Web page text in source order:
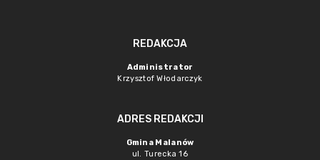
REDAKCJA
Administrator
Krzysztof Włodarczyk
ADRES REDAKCJI
Gmina Malanów
ul. Turecka 16